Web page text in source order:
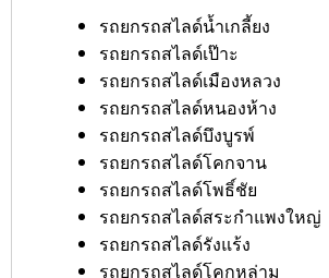
รถยกรถสไลด์น้ำเกลี้ยง
รถยกรถสไลด์เป๊าะ
รถยกรถสไลด์เมืองหลวง
รถยกรถสไลด์หนองห้าง
รถยกรถสไลด์บึงบูรพ์
รถยกรถสไลด์โคกจาน
รถยกรถสไลด์โพธิ์ชัย
รถยกรถสไลด์สระกำแพงใหญ่
รถยกรถสไลด์รังแร้ง
รถยกรถสไลด์โคกหล่าม